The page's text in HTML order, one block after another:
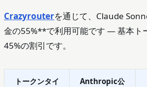
Crazyrouterを通じて、Claude
金の55%**で利用可能です — 基本ト
45%の割引です。
トークンタイ
Anthropic公